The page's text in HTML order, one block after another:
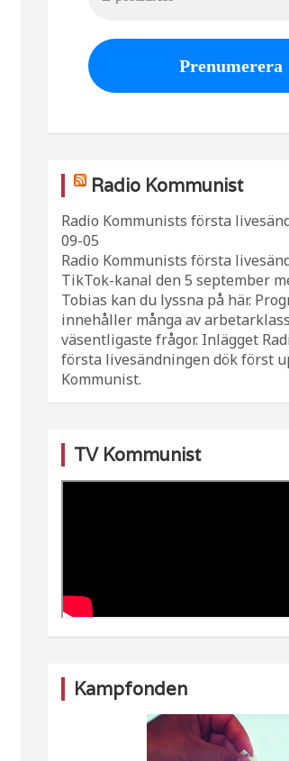
Radio Kommunist
Radio Kommunists första
09-05
Radio Kommunists första
TikTok-kanal den 5 september
Tobias kan du lyssna på här.
innehåller många av
väsentligaste frågor. Inlägget
första livesändningen dök först
Kommunist.
TV Kommunist
Kampfonden